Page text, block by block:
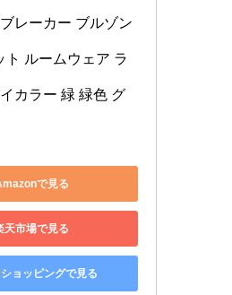
レーカー ブルゾン
ト ルームウェア ラ
カラー 緑 緑色 グ
で見る
天市場で見る
ョッピングで見る